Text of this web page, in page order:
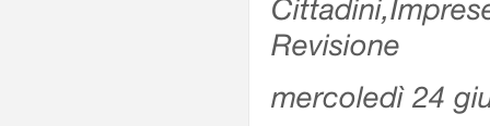
Revisione
mercoledì 24